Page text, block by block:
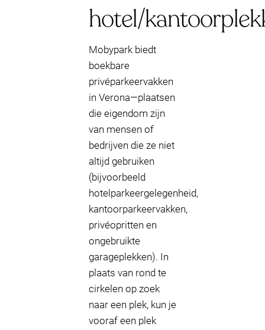
hotel/
Mobypark biedt
boekbare
privéparkeervakken
in Verona—plaatsen
die eigendom zijn
van mensen of
bedrijven die ze niet
altijd gebruiken
(bijvoorbeeld
hotelparkeergelegenheid,
kantoorparkeervakken,
privéopritten en
ongebruikte
garageplekken). In
plaats van rond te
cirkelen op zoek
naar een plek, kun je
vooraf een plek